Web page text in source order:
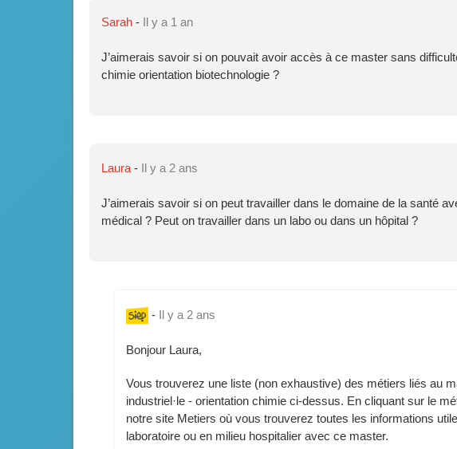
Sarah - Il y a 1 an
J’aimerais savoir si on pouvait avoir accès à ce master sans
chimie orientation biotechnologie ?
Laura - Il y a 2 ans
J’aimerais savoir si on peut travailler dans le domaine de la santé
médical ? Peut on travailler dans un labo ou dans un hôpital ?
- Il y a 2 ans
Bonjour Laura,
Vous trouverez une liste (non exhaustive) des métiers liés au
industriel·le - orientation chimie ci-dessus. En cliquant sur le
notre site Metiers où vous trouverez toutes les informations
laboratoire ou en milieu hospitalier avec ce master.